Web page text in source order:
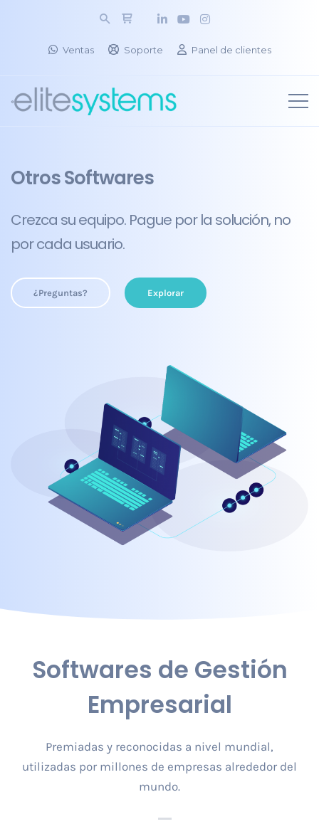
Ventas Soporte Panel de clientes
Otros Softwares
Crezca su equipo. Pague por la solución, no
por cada usuario.
¿Preguntas? Explorar
Softwares de Gestión
Empresarial
Premiadas y reconocidas a nivel mundial,
utilizadas por millones de empresas alrededor del
mundo.